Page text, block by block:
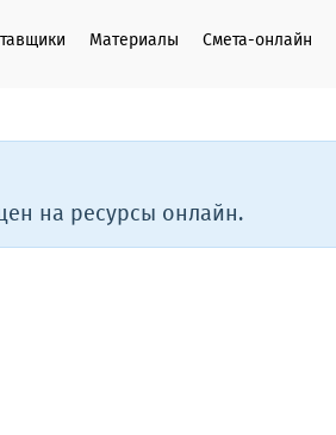
Материалы Смета-онлайн
на ресурсы онлайн.